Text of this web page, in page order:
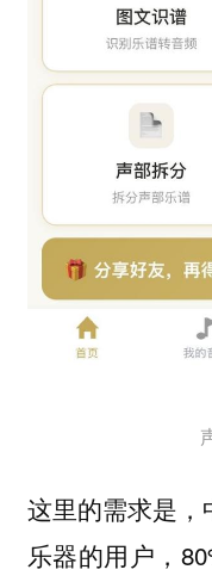
这里的需求是，
乐器的用户，